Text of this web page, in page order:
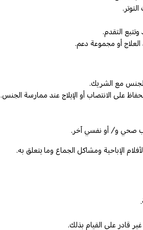
التقدم.
العلاج أو مجموعة دعم.
مع الشريك.
على الانتصاب أو الإيلاج عند ممارسة الجنس.
صحي و/ أو نفسي آخر.
الإباحية ومشاكل الجماع وما يتعلق به.
غير قادر على القيام بذلك.